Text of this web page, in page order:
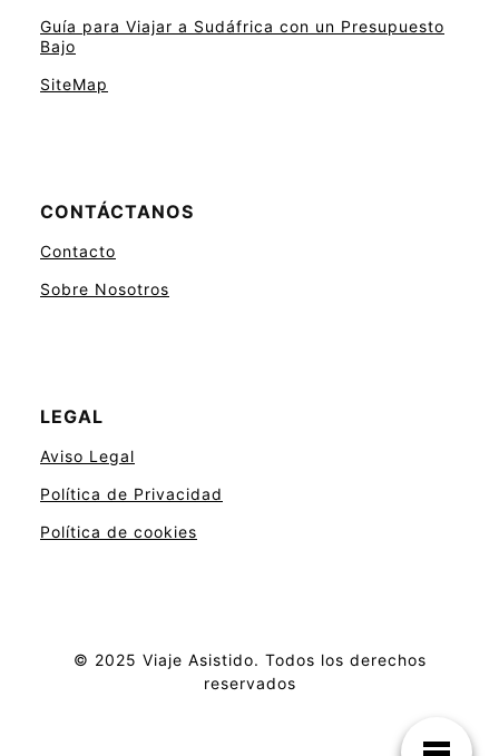
Guía para Viajar a Sudáfrica con un Presupuesto
Bajo
SiteMap
CONTÁCTANOS
Contacto
Sobre Nosotros
LEGAL
Aviso Legal
Política de Privacidad
Política de cookies
© 2025 Viaje Asistido. Todos los derechos
reservados